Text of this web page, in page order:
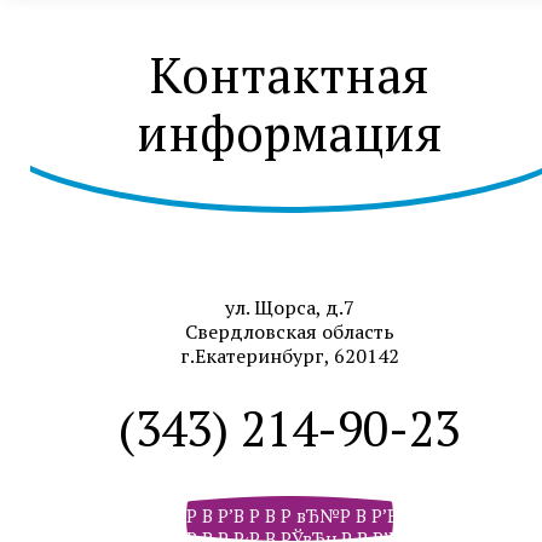
Контактная
информация
ул. Щорса, д.7
Свердловская область
г.Екатеринбург, 620142
(343) 214-90-23
Р В Р’В Р В Р вЂ№Р В Р’В Р В РІР‚В Р В Р